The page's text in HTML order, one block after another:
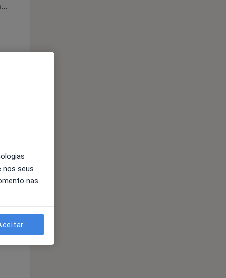
Segunda-feira
Segunda-feira
11 Ago
nos seus
nas